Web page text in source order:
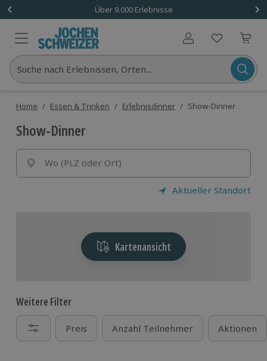
Über 9.000 Erlebnisse
Benutzerkonto
Suche nach Erlebnissen, Orten...
Home / Essen & Trinken / Erlebnisdinner / Show-Dinner
Show-Dinner
Wo (PLZ oder Ort)
Aktueller Standort
Kartenansicht
Weitere Filter
Preis Anzahl Teilnehmer Aktionen